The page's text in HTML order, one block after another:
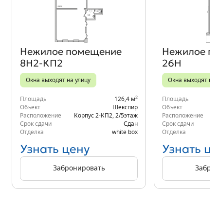
Нежилое помещение
8Н2-КП2
Окна выходят на улицу
Площадь 126,4 м2
Объект
Шекспир
Расположение
Корпус 2-КП2 2/5этаж
Срок сдачи
Сдан
Отделка
white box
Узнать цену
Забронировать
Нежилое
26Н
Окна выходят на
Площадь
Объект
Расположение
Срок сдачи
Отделка
Узнать